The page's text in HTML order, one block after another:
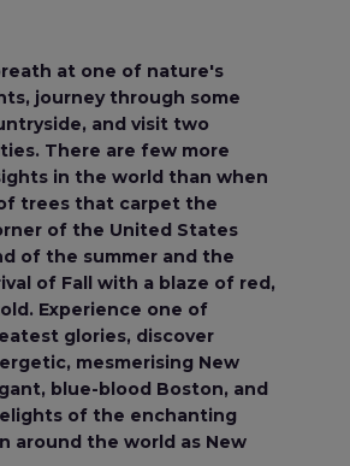
at one of nature's
journey through some
and visit two
There are few more
in the world than when
trees that carpet the
of the United States
of the summer and the
of Fall with a blaze of red,
Experience one of
glories, discover
mesmerising New
blue-blood Boston, and
of the enchanting
around the world as New